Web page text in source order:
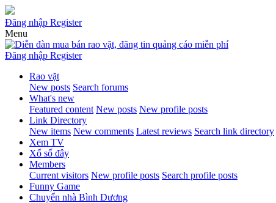
Đăng nhập Register
Menu
Đăng nhập Register
Rao vặt
New posts Search forums
What's new
Featured content New posts New profile posts
Link Directory
New items New comments Latest reviews Search link directory
Xem TV
Xổ số đây
Members
Current visitors New profile posts Search profile posts
Funny Game
Chuyển nhà Bình Dương